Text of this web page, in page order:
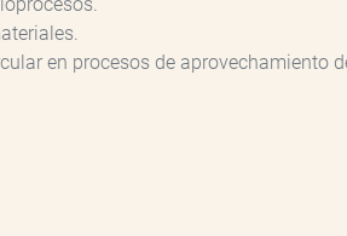
en procesos de aprovechamiento